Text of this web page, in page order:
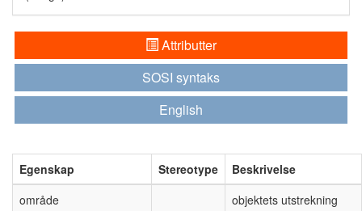
Attributter
SOSI syntaks
English
Egenskap Stereotype
Beskrivelse
område
objektets utstrekning